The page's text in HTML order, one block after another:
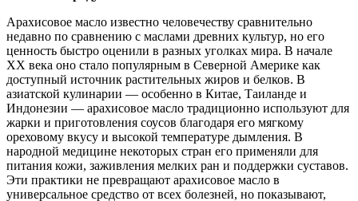
Арахисовое масло известно человечеству сравнительно
недавно по сравнению с маслами древних культур, но его
ценность быстро оценили в разных уголках мира. В начале
XX века оно стало популярным в Северной Америке как
доступный источник растительных жиров и белков. В
азиатской кулинарии — особенно в Китае, Таиланде и
Индонезии — арахисовое масло традиционно используют для
жарки и приготовления соусов благодаря его мягкому
ореховому вкусу и высокой температуре дымления. В
народной медицине некоторых стран его применяли для
питания кожи, заживления мелких ран и поддержки суставов.
Эти практики не превращают арахисовое масло в
универсальное средство от всех болезней, но показывают,